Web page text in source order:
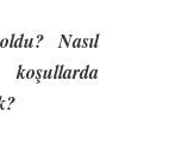
Nasıl
koşullarda